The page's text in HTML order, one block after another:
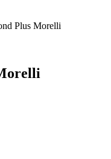
Plus Morelli